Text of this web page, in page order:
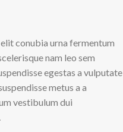
conubia urna fermentum
nam leo sem
egestas a vulputate
metus a a
vestibulum dui